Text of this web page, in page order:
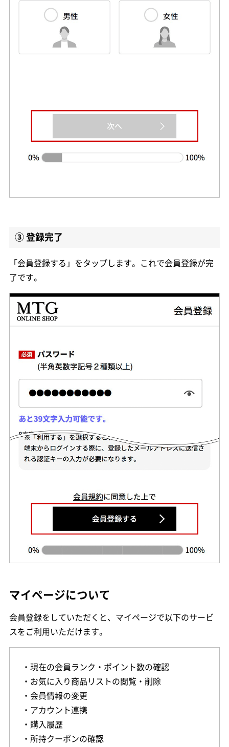
③登録完了
「会員登録する」をタップします。これで会員登録が完
了です。
マイページについて
会員登録をしていただくと、マイページで以下のサービ
スをご利用いただけます。
・現在の会員ランク・ポイント数の確認
・お気に入り商品リストの閲覧・削除
・会員情報の変更
・アカウント連携
・購入履歴
・所持クーポンの確認